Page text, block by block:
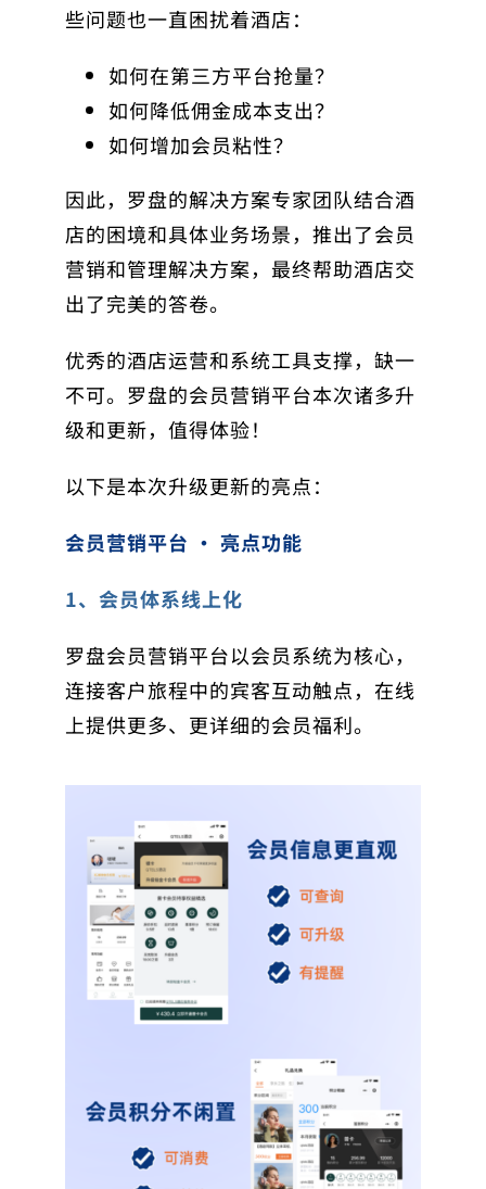
些问题也一直困扰着酒店：
如何在第三方平台抢量？
如何降低佣金成本支出？
如何增加会员粘性？
因此，罗盘的解决方案专家团队结合酒
店的困境和具体业务场景，推出了会员
营销和管理解决方案，最终帮助酒店交
出了完美的答卷。
优秀的酒店运营和系统工具支撑，缺一
不可。罗盘的会员营销平台本次诸多升
级和更新，值得体验！
以下是本次升级更新的亮点：
会员营销平台 · 亮点功能
1、会员体系线上化
罗盘会员营销平台以会员系统为核心，
连接客户旅程中的宾客互动触点，在线
上提供更多、更详细的会员福利。